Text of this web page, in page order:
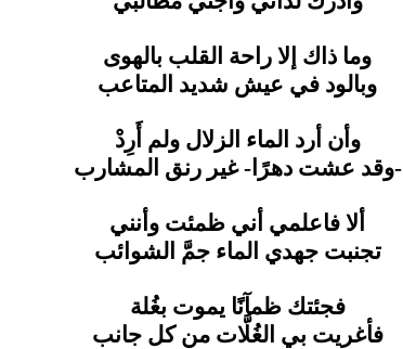
وما ذاك إلا راحة القلب بالهوى
وبالود في عيش شديد المتاعب
وأن أرد الماء الزلال ولم أَرِدْ
-وقد عشت دهرًا- غير رنق المشارب
ألا فاعلمي أني ظمئت وأنني
تجنبت جهدي الماء جمَّ الشوائب
فجئتك ظمآنًا يموت بغُلة
فأغريت بي الغُلَّات من كل جانب